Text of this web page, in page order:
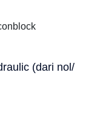
(dari nol/